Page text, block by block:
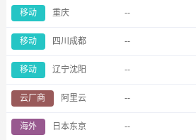
移动 重庆 --
移动 四川成都 --
移动 辽宁沈阳 --
云厂商 阿里云 --
海外 日本东京 --